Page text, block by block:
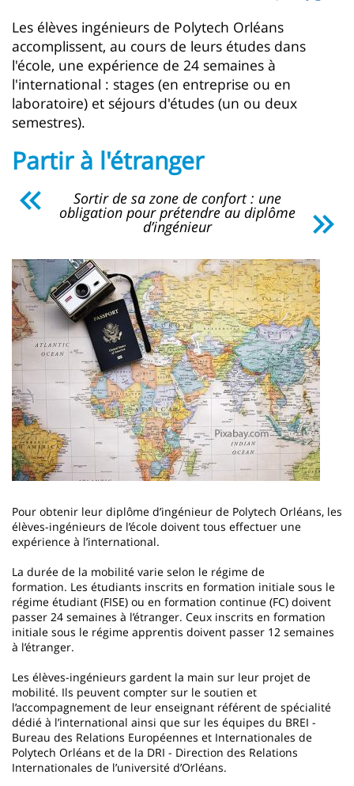
content
page
Contenu
de
la
page
principale
Les élèves ingénieurs de Polytech Orléans
accomplissent, au cours de leurs études dans
l'école, une expérience de 24 semaines à
l'international : stages (en entreprise ou en
laboratoire) et séjours d'études (un ou deux
semestres).
Partir à l'étranger
Sortir de sa zone de confort : une
obligation pour prétendre au diplôme
d’ingénieur
Imagen
Pour obtenir leur diplôme d’ingénieur de Polytech Orléans, les
élèves-ingénieurs de l’école doivent tous effectuer une
expérience à l’international.
La durée de la mobilité varie selon le régime de
formation. Les étudiants inscrits en formation initiale sous le
régime étudiant (FISE) ou en formation continue (FC) doivent
passer 24 semaines à l’étranger. Ceux inscrits en formation
initiale sous le régime apprentis doivent passer 12 semaines
à l’étranger.
Les élèves-ingénieurs gardent la main sur leur projet de
mobilité. Ils peuvent compter sur le soutien et
l’accompagnement de leur enseignant référent de spécialité
dédié à l’international ainsi que sur les équipes du BREI -
Bureau des Relations Européennes et Internationales de
Polytech Orléans et de la DRI - Direction des Relations
Internationales de l’université d’Orléans.